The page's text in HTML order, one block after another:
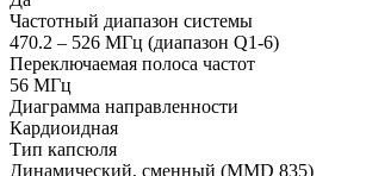
Частотный диапазон системы
470.2 – 526 МГц (диапазон Q1-6)
Переключаемая полоса частот
56 МГц
Диаграмма направленности
Кардиоидная
Тип капсюля
Динамический, сменный (MMD 835)